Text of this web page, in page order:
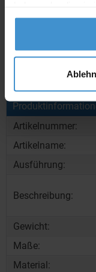
gesammelt haben.
Artikelnummer:
Artikelname:
Ausführung:
Beschreibung:
Gewicht:
Maße:
Material: